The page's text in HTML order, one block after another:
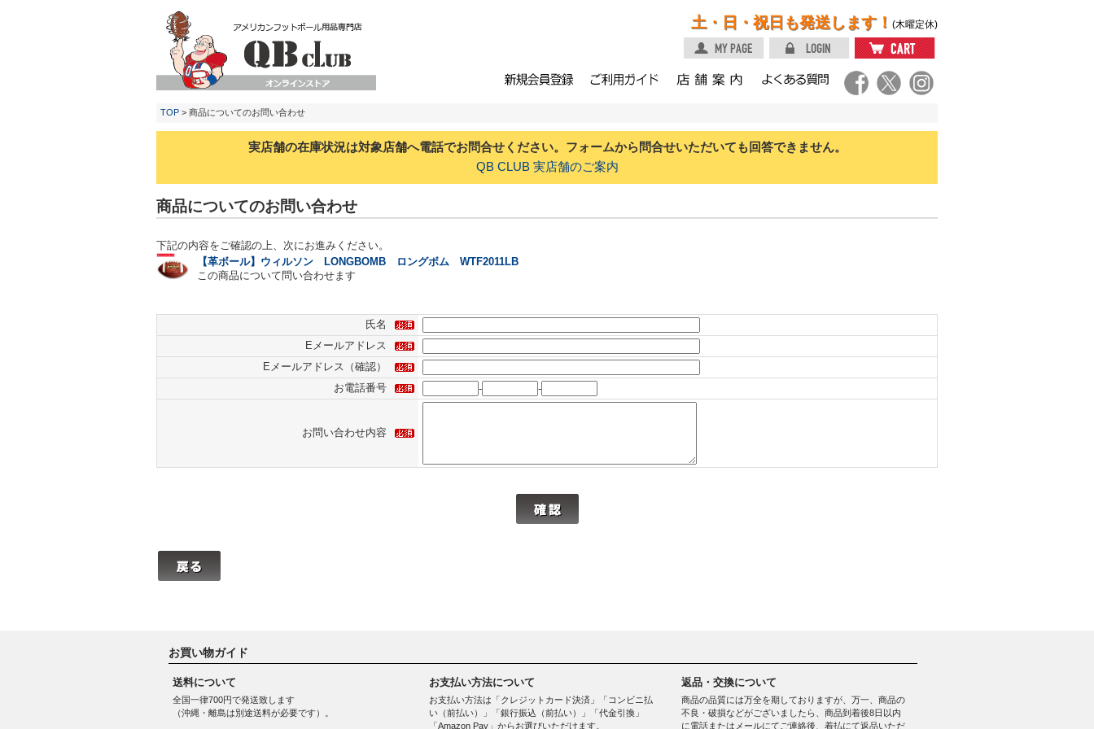
土・日・祝日も発送します！ (木曜定休)
TOP > 商品についてのお問い合わせ
実店舗の在庫状況は対象店舗へ電話でお問合せください。フォームから問合せいただいても回答できません。
QB CLUB 実店舗のご案内
商品についてのお問い合わせ
下記の内容をご確認の上、次にお進みください。
【革ボール】ウィルソン LONGBOMB ロングボム WTF2011LB
この商品について問い合わせます
氏名
Eメールアドレス
Eメールアドレス（確認）
お電話番号
- -
お問い合わせ内容
お買い物ガイド
送料について
全国一律700円で発送致します
（沖縄・離島は別途送料が必要です）。
お支払い方法について
お支払い方法は「クレジットカード決済」「コンビニ払
い（前払い）」「銀行振込（前払い）」「代金引換」
「Amazon Pay」からお選びいただけます。
返品・交換について
商品の品質には万全を期しておりますが、万一、商品の
不良・破損などがございましたら、商品到着後8日以内
に電話またはメールにてご連絡後、着払にて返品いただ